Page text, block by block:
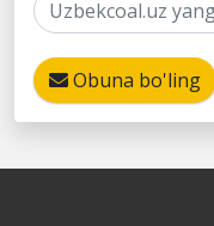
Obuna bo'ling